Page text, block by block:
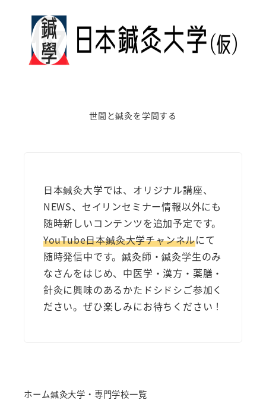
世間と鍼灸を学問する
日本鍼灸大学では、オリジナル講座、
NEWS、セイリンセミナー情報以外にも
随時新しいコンテンツを追加予定です。
YouTube日本鍼灸大学チャンネルにて
随時発信中です。鍼灸師・鍼灸学生のみ
なさんをはじめ、中医学・漢方・薬膳・
針灸に興味のあるかたドシドシご参加く
ださい。ぜひ楽しみにお待ちください！
ホーム鍼灸大学・専門学校一覧